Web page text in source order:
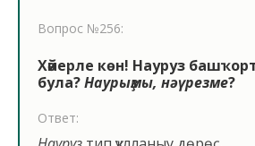
ПЕРСОНАЛИИ
Вопрос №256:
Хәйерле көн! Науруз
була?Наурыҙмы, нәүрезме?
Ответ: